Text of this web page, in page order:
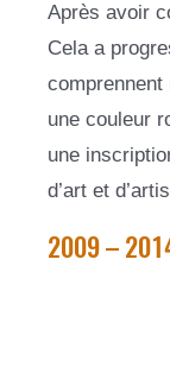
Après avoir
Cela a
une couleur
une
d’art et
2009 –